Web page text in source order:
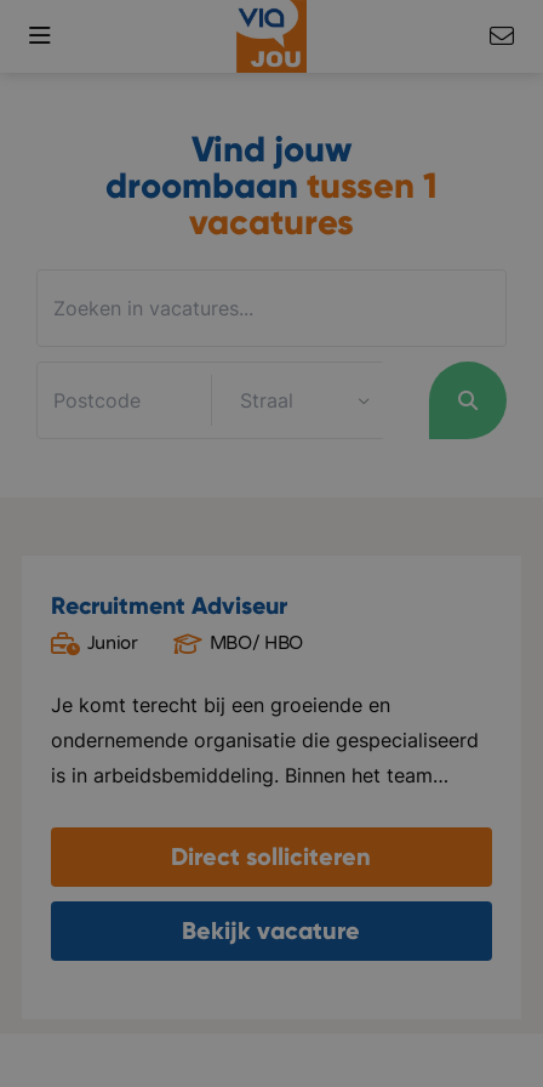
Vind jouw
droombaan tussen 1
vacatures
Recruitment Adviseur
Junior
MBO/ HBO
Je komt terecht bij een groeiende en
ondernemende organisatie die gespecialiseerd
is in arbeidsbemiddeling. Binnen het team
collega's nauw samenwerken, elkaar helpen en
successen samen vieren. Er is veel ruimte voor
eigen initiatief en persoonlijke groei. Je krijgt
de vrijheid om je eigen manier van werken te
Direct solliciteren
Bekijk vacature